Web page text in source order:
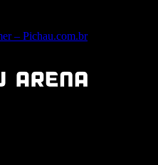
– Pichau.com.br